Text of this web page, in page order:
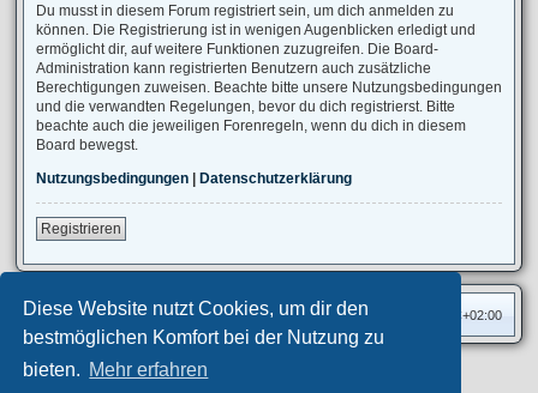
Diese Website nutzt Cookies, um dir den
bestmöglichen Komfort bei der Nutzung zu
bieten. Mehr erfahren
Du musst in diesem Forum registriert sein, um dich anmelden zu
können. Die Registrierung ist in wenigen Augenblicken erledigt und
ermöglicht dir, auf weitere Funktionen zuzugreifen. Die Board-
Administration kann registrierten Benutzern auch zusätzliche
Berechtigungen zuweisen. Beachte bitte unsere Nutzungsbedingungen
und die verwandten Regelungen, bevor du dich registrierst. Bitte
beachte auch die jeweiligen Forenregeln, wenn du dich in diesem
Board bewegst.
Nutzungsbedingungen | Datenschutzerklärung
Registrieren
Foren-Übersicht Alle Zeiten sind UTC+02:00
Privates Forum ©